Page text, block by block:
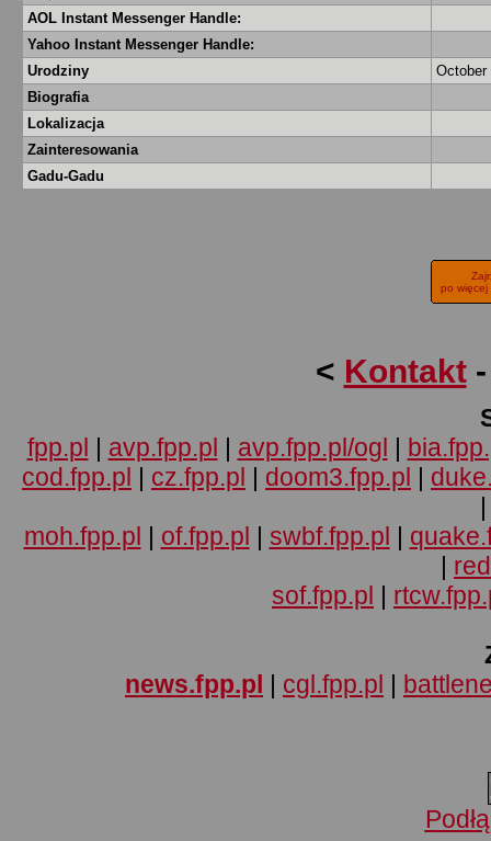
AOL Instant Messenger Handle:
Yahoo Instant Messenger Handle:
Urodziny
October
Biografia
Lokalizacja
Zainteresowania
Gadu-Gadu
po więcej
< Kontakt
fpp.pl | avp.fpp.pl | avp.fpp.pl/ogl |
cod.fpp.pl | cz.fpp.pl | doom3.fpp.pl |
moh.fpp.pl | of.fpp.pl | swbf.fpp.pl |
|
sof.fpp.pl |
news.fpp.pl | cgl.fpp.pl |